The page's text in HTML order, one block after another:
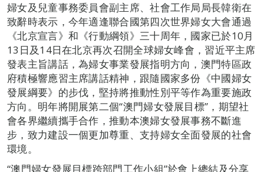
婦女及兒童事務委員會副主席、社會工作局局長韓衛在
致辭時表示，今年適逢聯合國第四次世界婦女大會通過
《北京宣言》和《行動綱領》三十周年，國家已於10月
13日及14日在北京再次召開全球婦女峰會，習近平主席
發表主旨講話，為婦女事業發展指明方向，澳門特區政
府積極響應習主席講話精神，跟隨國家多份《中國婦女
發展綱要》的步伐，堅持將推動性別平等作為重要施政
方向。明年將開展第二個“澳門婦女發展目標”，期望社
會各界繼續攜手合作，推動本澳婦女發展事務不斷進
步，致力建設一個更加尊重、支持婦女全面發展的社會
環境。
“澳門婦女發展目標跨部門工作小組”於會上總結及分享